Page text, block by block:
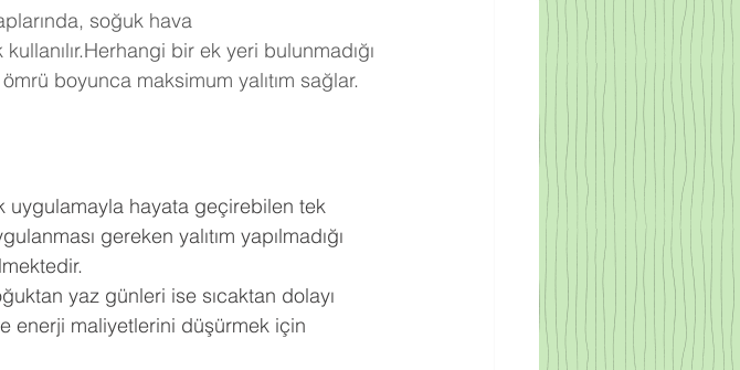
soğuk hava
bir ek yeri bulunmadığı
boyunca maksimum yalıtım sağlar.
uygulamayla hayata geçirebilen tek
gereken yalıtım yapılmadığı
yaz günleri ise sıcaktan dolayı
enerji maliyetlerini düşürmek için